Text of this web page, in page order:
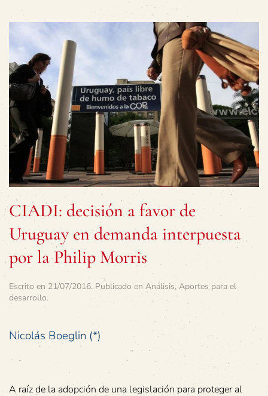
CIADI: decisión a favor de
Uruguay en demanda interpuesta
por la Philip Morris
Escrito en 21/07/2016. Publicado en Análisis, Aportes para el
desarrollo.
Nicolás Boeglin (*)
A raíz de la adopción de una legislación para proteger al